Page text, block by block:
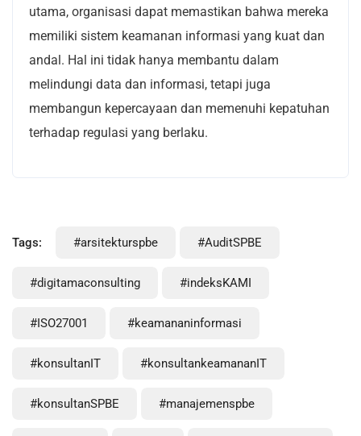
utama, organisasi dapat memastikan bahwa mereka
memiliki sistem keamanan informasi yang kuat dan
andal. Hal ini tidak hanya membantu dalam
melindungi data dan informasi, tetapi juga
membangun kepercayaan dan memenuhi kepatuhan
terhadap regulasi yang berlaku.
Tags: #arsitekturspbe #AuditSPBE
#digitamaconsulting #indeksKAMI
#ISO27001 #keamananinformasi
#konsultanIT #konsultankeamananIT
#konsultanSPBE #manajemenspbe